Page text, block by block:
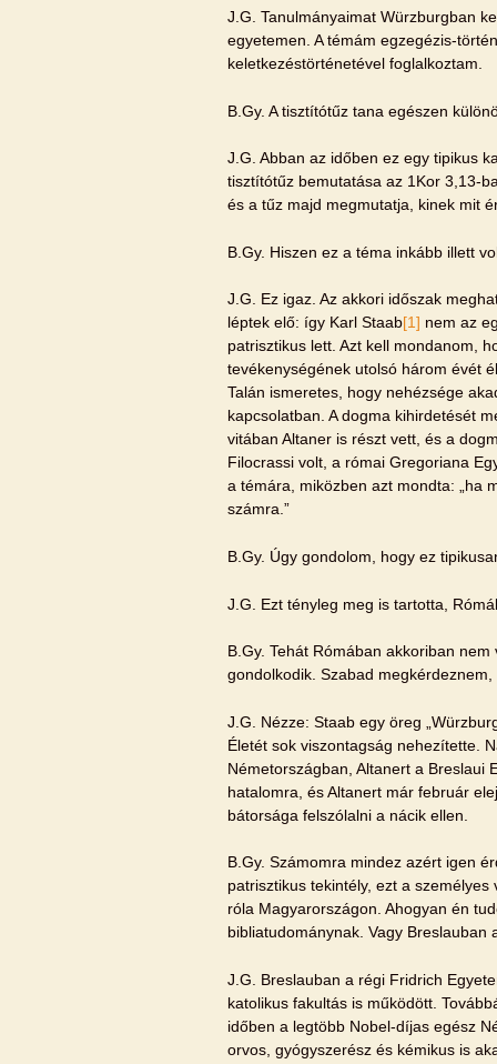
J.G. Tanulmányaimat Würzburgban
egyetemen. A témám egzegézis-
keletkezéstörténetével foglalkoztam.
B.Gy. A tisztítótűz tana egészen
J.G. Abban az időben ez egy tipikus
tisztítótűz bemutatása az 1Kor 3,13-
és a tűz majd megmutatja, kinek mit
B.Gy. Hiszen ez a téma inkább illett
J.G. Ez igaz. Az akkori időszak
léptek elő: így Karl Staab[1] nem az
patrisztikus lett. Azt kell mondanom,
tevékenységének utolsó három évét
Talán ismeretes, hogy nehézsége
kapcsolatban. A dogma kihirdetését
vitában Altaner is részt vett, és a
Filocrassi volt, a római Gregoriana
a témára, miközben azt mondta: „ha
számra.”
B.Gy. Úgy gondolom, hogy ez
J.G. Ezt tényleg meg is tartotta,
B.Gy. Tehát Rómában akkoriban
gondolkodik. Szabad
J.G. Nézze: Staab egy öreg
Életét sok viszontagság nehezítette.
Németországban, Altanert a Breslaui
hatalomra, és Altanert már február
bátorsága felszólalni a nácik ellen.
B.Gy. Számomra mindez azért igen
patrisztikus tekintély, ezt a
róla Magyarországon. Ahogyan én
bibliatudománynak. Vagy Breslauban
J.G. Breslauban a régi Fridrich
katolikus fakultás is működött.
időben a legtöbb Nobel-díjas egész
orvos, gyógyszerész és kémikus is